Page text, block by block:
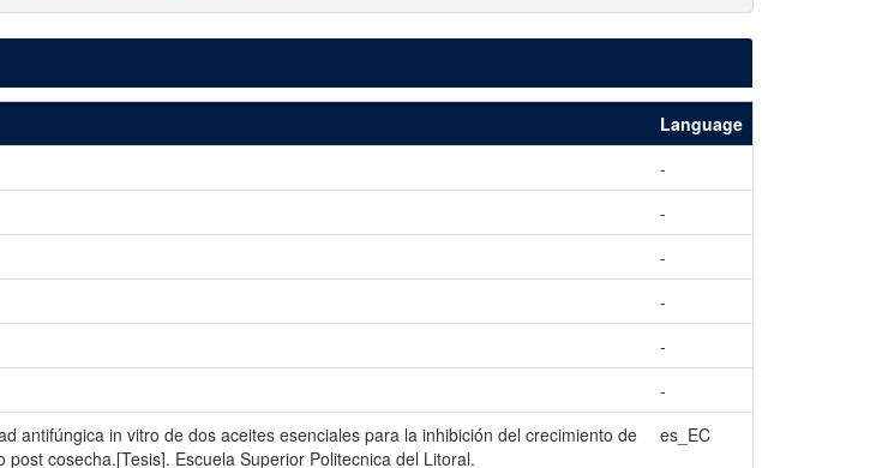
Language
-
-
-
-
-
-
antifúngica in vitro de dos aceites esenciales para la inhibición del crecimiento de
cosecha.[Tesis]. Escuela Superior Politecnica del Litoral.
es_EC